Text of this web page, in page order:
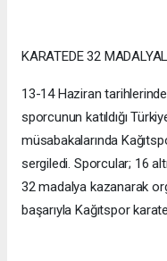
KARATEDE 32
13-14 Haziran
sporcunun katıldığı
müsabakalarında
sergiledi. Sporcular; 16
32 madalya kazanarak
başarıyla Kağıtspor